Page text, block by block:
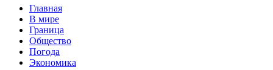
Главная
В мире
Граница
Общество
Погода
Экономика